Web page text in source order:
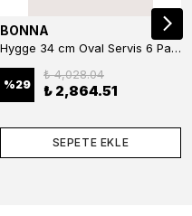
BONNA
Hygge 34 cm Oval Servis 6 Parça
%29
₺ 4,028.04
₺ 2,864.51
SEPETE EKLE